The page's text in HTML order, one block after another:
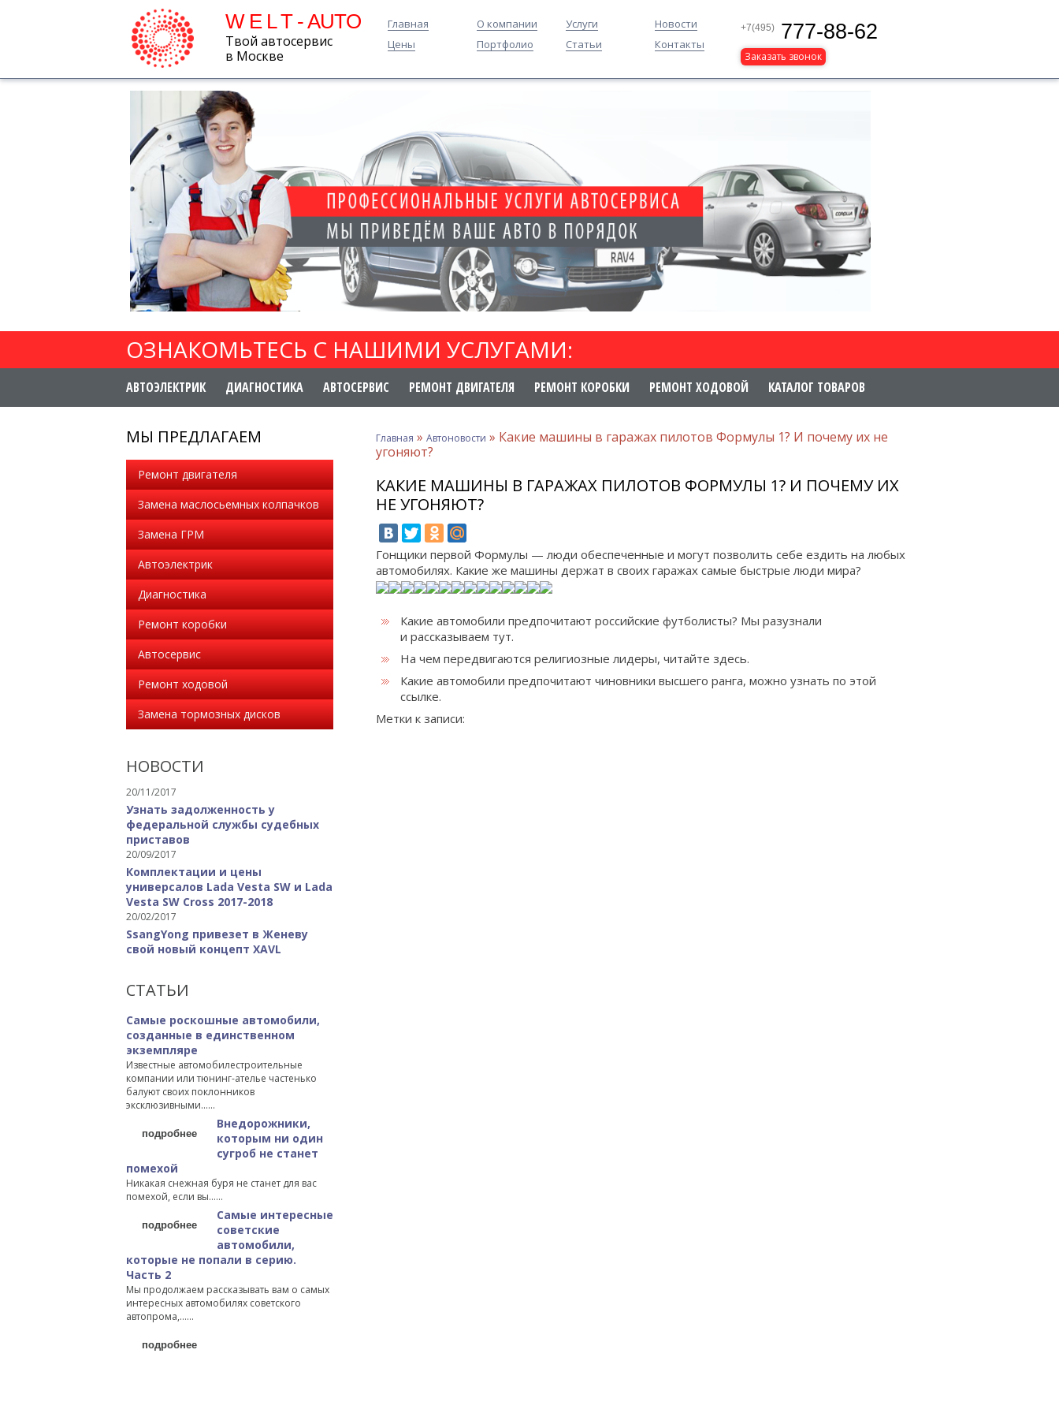
W E L T - AUTO
Твой автосервис
в Москве
Главная О компании Услуги
Новости
Цены
Портфолио Статьи Контакты
+7(495) 777-88-62
Заказать звонок
ОЗНАКОМЬТЕСЬ С НАШИМИ УСЛУГАМИ:
АВТОЭЛЕКТРИК ДИАГНОСТИКА АВТОСЕРВИС РЕМОНТ ДВИГАТЕЛЯ РЕМОНТ КОРОБКИ РЕМОНТ ХОДОВОЙ КАТАЛОГ ТОВАРОВ
МЫ ПРЕДЛАГАЕМ
Ремонт двигателя
Замена маслосьемных колпачков
Замена ГРМ
Автоэлектрик
Диагностика
Ремонт коробки
Автосервис
Ремонт ходовой
Замена тормозных дисков
НОВОСТИ
20/11/2017
Узнать задолженность у
федеральной службы судебных
приставов
20/09/2017
Комплектации и цены
универсалов Lada Vesta SW и Lada
Vesta SW Cross 2017-2018
20/02/2017
SsangYong привезет в Женеву
свой новый концепт XAVL
СТАТЬИ
Самые роскошные автомобили,
созданные в единственном
экземпляре
Известные автомобилестроительные
компании или тюнинг-ателье частенько
балуют своих поклонников
эксклюзивными…...
подробнее
Внедорожники,
которым ни один
сугроб не станет
помехой
Никакая снежная буря не станет для вас
помехой, если вы…...
подробнее
Самые интересные
советские
автомобили,
которые не попали в серию.
Часть 2
Мы продолжаем рассказывать вам о самых
интересных автомобилях советского
автопрома,…...
подробнее
Главная » Автоновости » Какие машины в гаражах пилотов Формулы 1? И почему их не
угоняют?
КАКИЕ МАШИНЫ В ГАРАЖАХ ПИЛОТОВ ФОРМУЛЫ 1? И ПОЧЕМУ ИХ
НЕ УГОНЯЮТ?
Гонщики первой Формулы — люди обеспеченные и могут позволить себе ездить на любых
автомобилях. Какие же машины держат в своих гаражах самые быстрые люди мира?
Какие автомобили предпочитают российские футболисты? Мы разузнали
и рассказываем тут.
На чем передвигаются религиозные лидеры, читайте здесь.
Какие автомобили предпочитают чиновники высшего ранга, можно узнать по этой
ссылке.
Метки к записи: